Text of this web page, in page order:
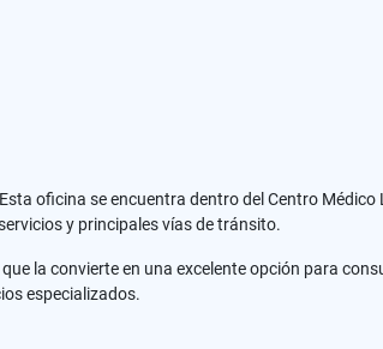
oficina se encuentra dentro del Centro
y principales vías de tránsito.
que la convierte en una excelente opción para
especializados.